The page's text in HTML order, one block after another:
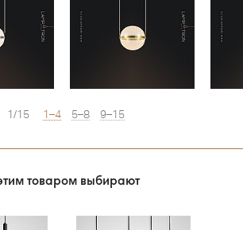
1/15 1–4 5–8 9–15
товаром выбирают